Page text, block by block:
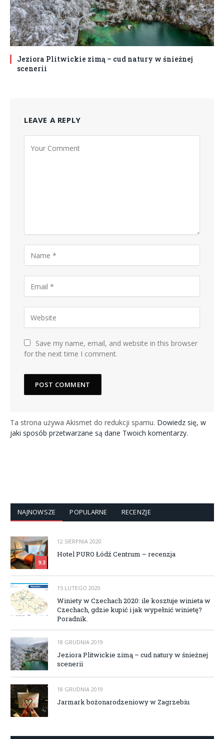
Jeziora Plitwickie zimą – cud natury w śnieżnej
scenerii
LEAVE A REPLY
Save my name, email, and website in this browser
for the next time I comment.
Ta strona używa Akismet do redukcji spamu. Dowiedz się, w
jaki sposób przetwarzane są dane Twoich komentarzy.
NAJNOWSZE POPULARNE RECENZJE
9.3
12 SIERPNIA 2020
Hotel PURO Łódź Centrum – recenzja
15 LUTEGO 2020
Winiety w Czechach 2020: ile kosztuje winieta w
Czechach, gdzie kupić i jak wypełnić winietę?
Poradnik.
18 GRUDNIA 2019
Jeziora Plitwickie zimą – cud natury w śnieżnej
scenerii
18 GRUDNIA 2019
Jarmark bożonarodzeniowy w Zagrzebiu